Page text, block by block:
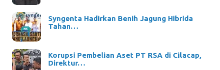
Syngenta Hadirkan Benih Jagung Hibrida
Tahan…
Korupsi Pembelian Aset PT RSA di Cilacap,
Direktur…